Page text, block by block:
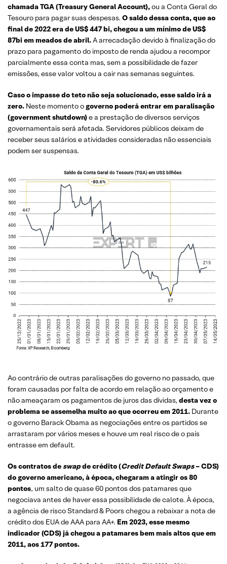
chamada TGA (Treasury General Account),ou a Conta Geral do
Tesouro para pagar suas despesas. O saldo dessa conta, que ao
final de 2022 era de US$ 447 bi, chegou a um mínimo de US$
87bi em meados de abril.A arrecadação devido à finalização do
prazo para pagamento do imposto de renda ajudou a recompor
parcialmente essa conta mas, sem a possibilidade de fazer
emissões, esse valor voltou a cair nas semanas seguintes.
Caso o impasse do teto não seja solucionado, esse saldo irá a
zero. Neste momento o governo poderá entrar em paralisação
(government shutdown)e a prestação de diversos serviços
governamentais será afetada. Servidores públicos deixam de
receber seus salários e atividades consideradas não essenciais
podem ser suspensas.
Ao contrário de outras paralisações do governo no passado, que
foram causadas por falta de acordo em relação ao orçamento e
não ameaçaram os pagamentos de juros das dívidas, desta vez o
problema se assemelha muito ao que ocorreu em 2011. Durante
o governo Barack Obama as negociações entre os partidos se
arrastaram por vários meses e houve um real risco de o país
entrasse em default.
Os contratos de swapde crédito (Credit Default Swaps– CDS)
do governo americano, à época, chegaram a atingir os 80
pontos, um salto de quase 60 pontos dos patamares que
negociava antes de haver essa possibilidade de calote. À época,
a agência de risco Standard & Poors chegou a rebaixar a nota de
crédito dos EUA de AAA para AA+. Em 2023, esse mesmo
indicador (CDS) já chegou a patamares bem mais altos que em
2011, aos 177 pontos.